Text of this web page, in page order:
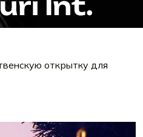
Int.
открытку для